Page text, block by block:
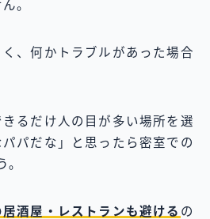
。
、何かトラブルがあった場合
るだけ人の目が多い場所を選
パだな」と思ったら密室での
。
酒屋・レストランも避ける の